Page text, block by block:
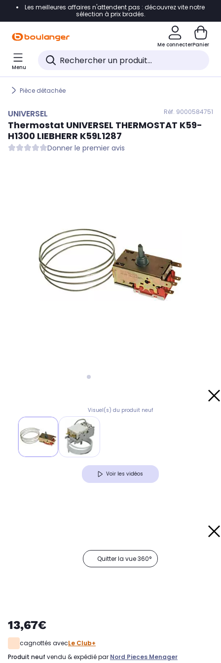
Accéder directement à la navigation
Accéder directement au pied de page
Accéder directement au chatbot
Les meilleures affaires n'attendent pas : découvrez vite notre
sélection à prix bradés.
Me connecterPanier
Menu
Pièce détachée
UNIVERSEL Réf. 9000584751
Thermostat UNIVERSEL THERMOSTAT K59-
H1300 LIEBHERR K59L1287
Donner le premier avis
Visuel(s) du produit neuf
Voir les vidéos
Quitter la vue 360°
13,67€
cagnottés avecLe Club+
produit neuf vendu & expédié par Nord Pieces Menager